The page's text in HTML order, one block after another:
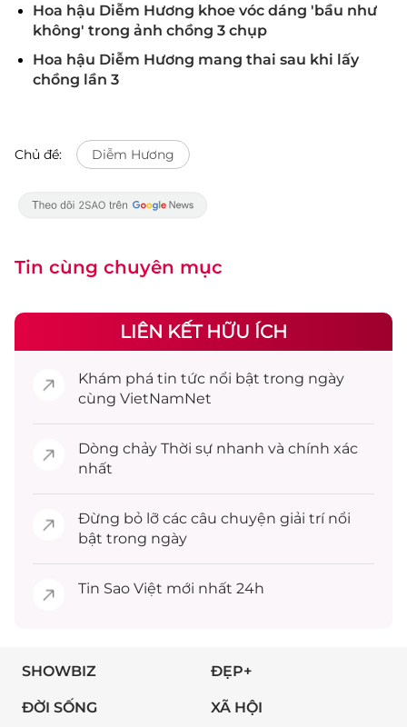
Hoa hậu Diễm Hương khoe vóc dáng 'bầu như
không' trong ảnh chồng 3 chụp
Hoa hậu Diễm Hương mang thai sau khi lấy
chồng lần 3
Chủ đề: Diễm Hương
Tin cùng chuyên mục
LIÊN KẾT HỮU ÍCH
Khám phá tin tức nổi bật trong ngày
cùng VietNamNet
Dòng chảy Thời sự nhanh và chính xác
nhất
Đừng bỏ lỡ các câu chuyện giải trínổi
bật trong ngày
Tin Sao Việt mới nhất 24h
SHOWBIZ ĐẸP+
ĐỜI SỐNG XÃ HỘI